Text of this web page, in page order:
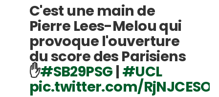
C'est une main de
Pierre Lees-Melou qui
provoque l'ouverture
du score des Parisiens
✋#SB29PSG | #UCL
pic.twitter.com/